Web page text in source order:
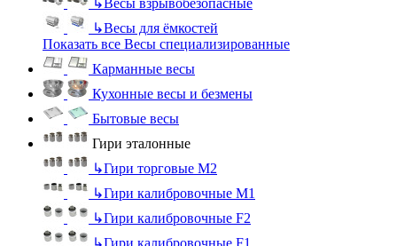
↳Весы для ёмкостей
Показать все Весы специализированные
Карманные весы
Кухонные весы и безмены
Бытовые весы
Гири эталонные
↳Гири торговые М2
↳Гири калибровочные М1
↳Гири калибровочные F2
↳Гири калибровочные F1